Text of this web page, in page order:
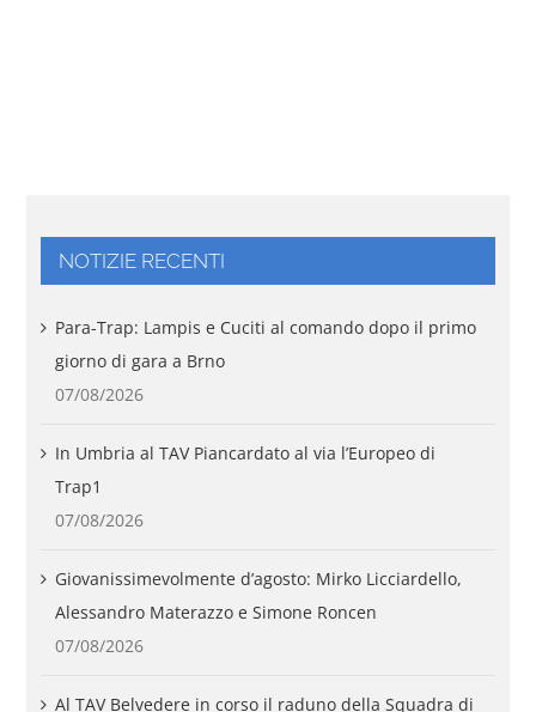
NOTIZIE RECENTI
Para-Trap: Lampis e Cuciti al comando dopo il primo
giorno di gara a Brno
07/08/2026
In Umbria al TAV Piancardato al via l’Europeo di
Trap1
07/08/2026
Giovanissimevolmente d’agosto: Mirko Licciardello,
Alessandro Materazzo e Simone Roncen
07/08/2026
Al TAV Belvedere in corso il raduno della Squadra di